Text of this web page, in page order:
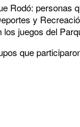
Rodó: personas
y
juegos del
que